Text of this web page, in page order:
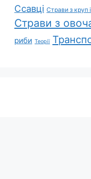
Ссавці Страви з круп
Страви з
риби Теорії